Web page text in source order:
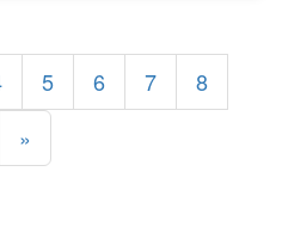
5 6 7
8
»